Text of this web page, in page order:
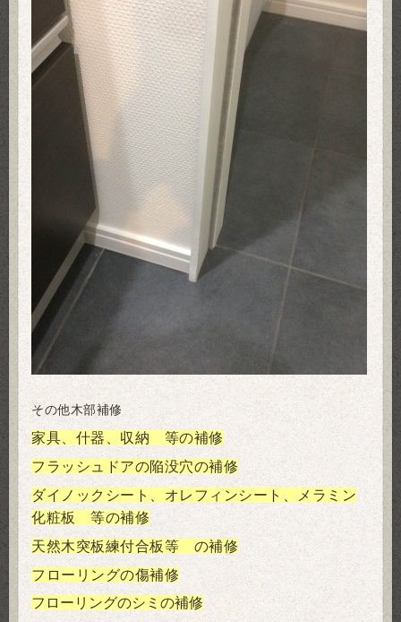
その他木部補修
家具、什器、収納 等の補修
フラッシュドアの陥没穴の補修
ダイノックシート、オレフィンシート、メラミン
化粧板 等の補修
天然木突板練付合板等 の補修
フローリングの傷補修
フローリングのシミの補修